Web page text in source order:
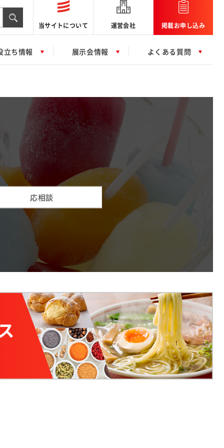
当サイトについて 運営会社 掲載お申し込み
立ち情報 展示会情報 よくある質問
応相談